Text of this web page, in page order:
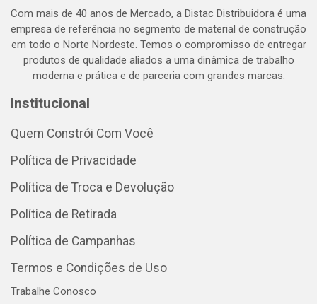
Com mais de 40 anos de Mercado, a Distac Distribuidora é uma
empresa de referência no segmento de material de construção
em todo o Norte Nordeste. Temos o compromisso de entregar
produtos de qualidade aliados a uma dinâmica de trabalho
moderna e prática e de parceria com grandes marcas.
Institucional
Quem Constrói Com Você
Política de Privacidade
Política de Troca e Devolução
Política de Retirada
Política de Campanhas
Termos e Condições de Uso
Trabalhe Conosco